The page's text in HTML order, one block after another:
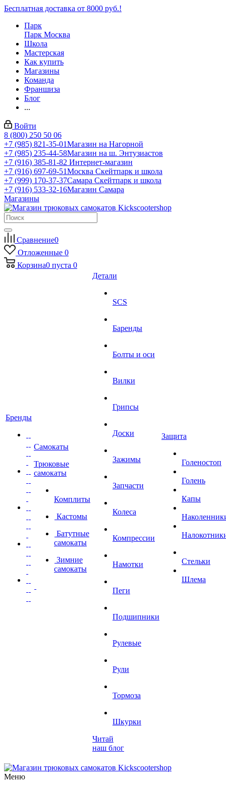
Бесплатная доставка от 8000 руб.!
Парк
Парк Москва
Школа
Мастерская
Как купить
Магазины
Команда
Франшиза
Блог
...
Войти
8 (800) 250 50 06
+7 (985) 821-35-01Магазин на Нагорной
+7 (985) 235-44-58Магазин на ш. Энтузиастов
+7 (916) 385-81-82 Интернет-магазин
+7 (916) 697-69-51Москва Скейтпарк и школа
+7 (999) 170-37-37Самара Скейтпарк и школа
+7 (916) 533-32-16Магазин Самара
Магазины
Сравнение0
Отложенные 0
Корзина0 пуста 0
Бренды
Самокаты
Трюковые
самокаты
Комплиты
Кастомы
Батутные
самокаты
Зимние
самокаты
Детали
SCS
Баренды
Болты и оси
Вилки
Грипсы
Доски
Зажимы
Запчасти
Колеса
Компрессии
Намотки
Пеги
Подшипники
Рулевые
Рули
Тормоза
Шкурки
Читай
наш блог
Защита
Голеностоп
Голень
Капы
Стельки
Шлема
Меню